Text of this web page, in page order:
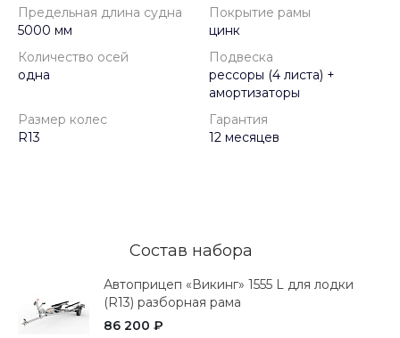
Предельная длина судна
5000 мм
Покрытие рамы
цинк
Количество осей
одна
Подвеска
рессоры (4 листа) +
амортизаторы
Размер колес
R13
Гарантия
12 месяцев
Состав набора
Автоприцеп «Викинг» 1555 L для лодки
(R13) разборная рама
86 200 ₽